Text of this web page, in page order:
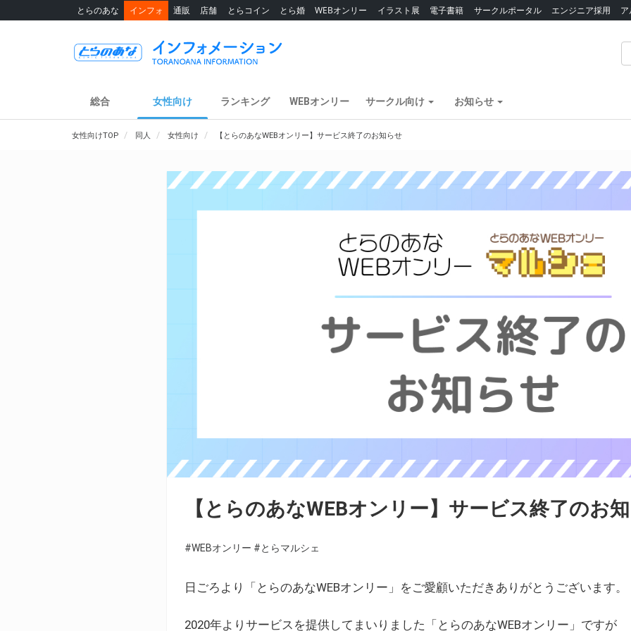
とらのあな インフォ 通販 店舗 とらコイン とら婚 WEBオンリー イラスト展 電子書籍 サークルポータル エンジニア採用
総合 女性向け ランキング WEBオンリー サークル向け お知らせ
女性向けTOP 同人 女性向け 【とらのあなWEBオンリー】サービス終了のお知らせ
【とらのあなWEBオンリー】サービス終了のお
#WEBオンリー #とらマルシェ
日ごろより「とらのあなWEBオンリー」をご愛顧いただきありがとうございます。
2020年よりサービスを提供してまいりました「とらのあなWEBオンリー」ですが